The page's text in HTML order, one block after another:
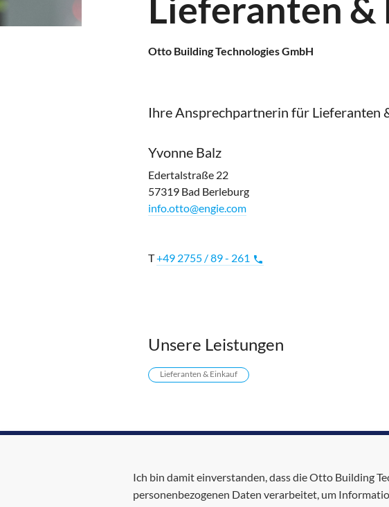
Lieferanten &
Otto Building Technologies GmbH
Ihre Ansprechpartnerin für Lieferanten
Yvonne Balz
Edertalstraße 22
57319 Bad Berleburg
info.otto@engie.com
T+49 2755 / 89 - 261 phone
Unsere Leistungen
Lieferanten & Einkauf
Ich bin damit einverstanden, dass die Otto Building
personenbezogenen Daten verarbeitet, um